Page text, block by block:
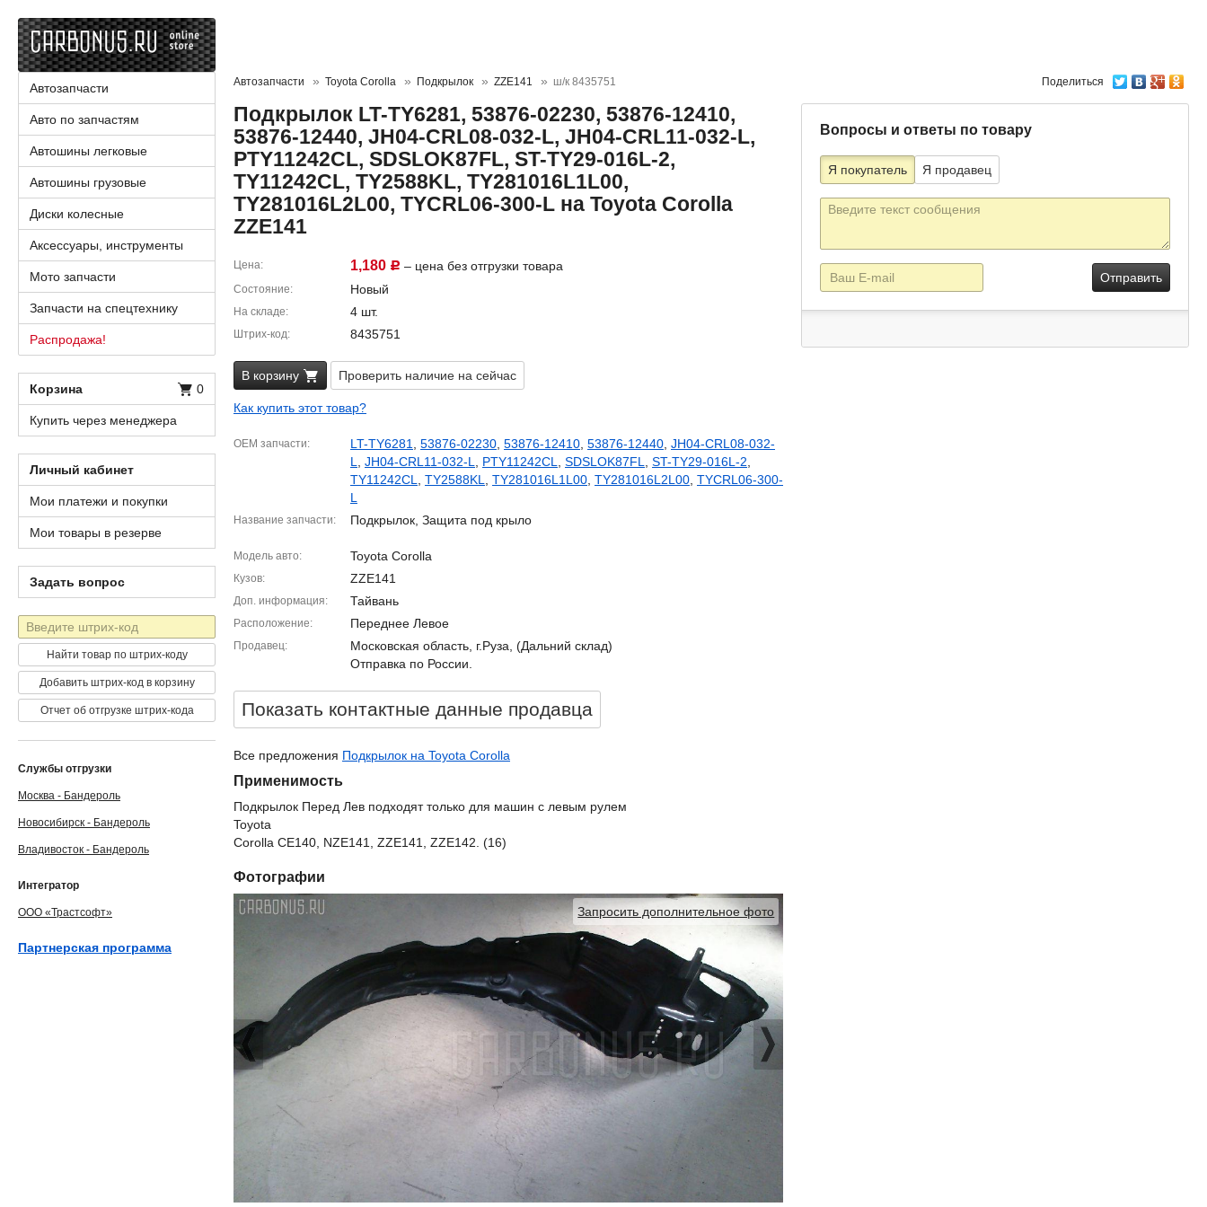
Поделиться
Автозапчасти Toyota Corolla Подкрылок ZZE141 ш/к 8435751
Подкрылок LT-TY6281, 53876-02230, 53876-12410,
53876-12440, JH04-CRL08-032-L, JH04-CRL11-032-L,
PTY11242CL, SDSLOK87FL, ST-TY29-016L-2,
TY11242CL, TY2588KL, TY281016L1L00,
TY281016L2L00, TYCRL06-300-L на Toyota Corolla
ZZE141
Цена 1,180 Р – цена без отгрузки товара
Состояние Новый
На складе 4 шт.
Штрих-код 8435751
В корзину Проверить наличие на сейчас
Как купить этот товар?
OEM запчасти LT-TY6281 53876-02230 53876-12410 53876-12440 JH04-CRL08-032-
L
JH04-CRL11-032-L PTY11242CL SDSLOK87FL ST-TY29-016L-2
TY11242CL
TY2588KL TY281016L1L00 TY281016L2L00 TYCRL06-300-
L
Название запчасти Подкрылок, Защита под крыло
Модель авто Toyota Corolla
Кузов ZZE141
Доп. информация Тайвань
Расположение Переднее Левое
Продавец
Московская область, г.Руза, (Дальний склад)
Отправка по России.
Показать контактные данные продавцa
Все предложения Подкрылок на Toyota Corolla
Применимость
Подкрылок Перед Лев подходят только для машин с левым рулем
Toyota
Corolla CE140, NZE141, ZZE141, ZZE142. (16)
Фотографии
Запросить дополнительное фото
Вопросы и ответы по товару
Я покупатель Я продавец
Текст
E-
mail
Автозапчасти
Авто по запчастям
Автошины легковые
Автошины грузовые
Диски колесные
Аксессуары, инструменты
Мото запчасти
Запчасти на спецтехнику
Распродажа!
Корзина 0
Купить через менеджера
Личный кабинет
Мои платежи и покупки
Мои товары в резерве
Задать вопрос
Штрих-
код
Найти товар по штрих-коду
Добавить штрих-код в корзину
Отчет об отгрузке штрих-кода
Службы отгрузки
Москва - Бандероль
Новосибирск - Бандероль
Владивосток - Бандероль
Интегратор
ООО «Трастсофт»
Партнерская программа